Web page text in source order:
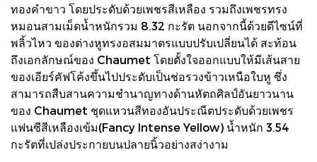
ทองคำขาว โดยประดับด้วยเพชรสีเหลือง รวมถึงเพชรทรง
หมอนสามเม็ดน้ำหนักรวม 8.32 กะรัต นอกจากนี้ด้วยดีไซน์ที่
พลิ้วไหว ของต่างหูทรงอสมมาตรแบบปรับเปลี่ยนได้ สะท้อน
ถึงเอกลักษณ์ของ Chaumet โดยตั้งใจออกแบบให้มีเส้นสาย
ของเอียร์คัฟโค้งขึ้นไปประดับเป็นช่อรวงข้าวเหนือใบหู ซึ่ง
สามารถสืบสานความชำนาญทางด้านหัตถศิลป์อันยาวนาน
ของ Chaumet ชุดแหวนสีทองอันประณีตประดับด้วยเพชร
แฟนซีสีเหลืองเข้ม(Fancy Intense Yellow) น้ำหนัก 3.54
กะรัตที่เปล่งประกายบนปลายนิ้วอย่างสง่างาม